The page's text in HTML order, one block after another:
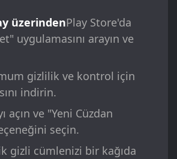
üzerindenPlay Store'da
uygulamasını arayın ve
gizlilik ve kontrol için
indirin.
açın ve "Yeni Cüzdan
seçin.
gizli cümlenizi bir kağıda